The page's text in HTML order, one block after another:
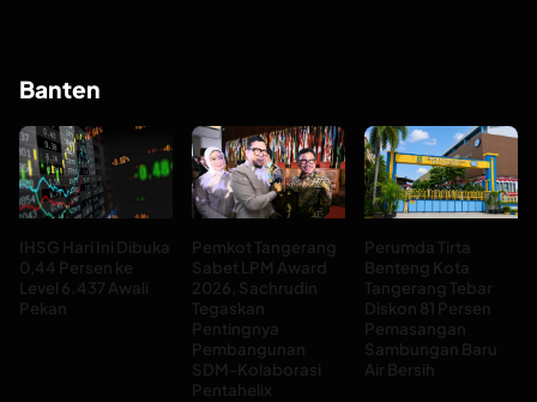
Banten
IHSG Hari Ini Dibuka
0,44 Persen ke
Level 6.437 Awali
Pekan
Pemkot Tangerang
Sabet LPM Award
2026, Sachrudin
Tegaskan
Pentingnya
Pembangunan
SDM-Kolaborasi
Pentahelix
Perumda Tirta
Benteng Kota
Tangerang Tebar
Diskon 81 Persen
Pemasangan
Sambungan Baru
Air Bersih